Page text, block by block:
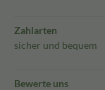
Zahlarten
sicher und bequem
Bewerte uns